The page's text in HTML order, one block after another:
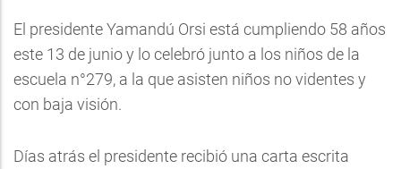
El presidente Yamandú Orsi está cumpliendo 58 años
este 13 de junio y lo celebró junto a los niños de la
escuela n°279, a la que asisten niños no videntes y
con baja visión.
Días atrás el presidente recibió una carta escrita